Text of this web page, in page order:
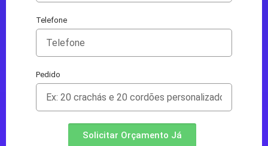
Telefone
Pedido
Solicitar Orçamento Já